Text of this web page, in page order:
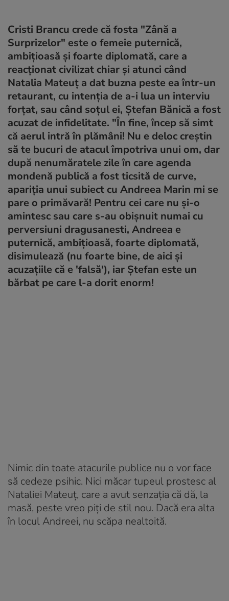
Cristi Brancu crede că fosta "Zână a
Surprizelor" este o femeie puternică,
ambițioasă și foarte diplomată, care a
reacționat civilizat chiar și atunci când
Natalia Mateuț a dat buzna peste ea într-un
retaurant, cu intenția de a-i lua un interviu
forțat, sau când soțul ei, Ștefan Bănică a fost
acuzat de infidelitate. "În fine, încep să simt
că aerul intră în plămâni! Nu e deloc creștin
să te bucuri de atacul împotriva unui om, dar
după nenumăratele zile în care agenda
mondenă publică a fost ticsită de curve,
apariția unui subiect cu Andreea Marin mi se
pare o primăvară! Pentru cei care nu și-o
amintesc sau care s-au obișnuit numai cu
perversiuni dragusanesti, Andreea e
puternică, ambițioasă, foarte diplomată,
disimulează (nu foarte bine, de aici și
acuzațiile că e 'falsă'), iar Ștefan este un
bărbat pe care l-a dorit enorm!
Nimic din toate atacurile publice nu o vor face
să cedeze psihic. Nici măcar tupeul prostesc al
Nataliei Mateuț, care a avut senzația că dă, la
masă, peste vreo piți de stil nou. Dacă era alta
în locul Andreei, nu scăpa nealtoită.